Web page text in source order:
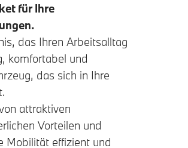
für Ihre
das Ihren Arbeitsalltag
komfortabel und
das sich in Ihre
attraktiven
Vorteilen und
Mobilität effizient und